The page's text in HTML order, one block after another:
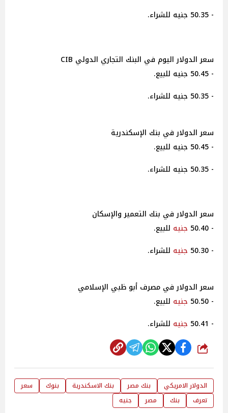
- 50.35 جنيه للشراء.
سعر الدولار اليوم في البنك التجاري الدولي CIB
- 50.45 جنيه للبيع.
- 50.35 جنيه للشراء.
سعر الدولار في بنك الإسكندرية
- 50.45 جنيه للبيع.
- 50.35 جنيه للشراء.
سعر الدولار في بنك التعمير والإسكان
- 50.40
جنيه للبيع.
- 50.30
جنيه للشراء.
سعر الدولار في مصرف أبو ظبي الإسلامي
- 50.50
جنيه للبيع.
- 50.41
جنيه للشراء.
شارك
الدولار الامريكي بنك مصر بنك الاسكندرية بنوك
سعر
تعرف
بنك مصر جنيه